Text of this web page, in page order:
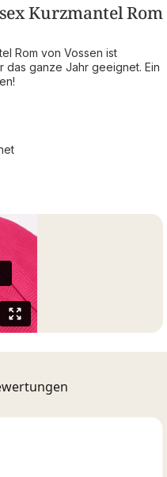
Kurzmantel Rom
Rom von Vossen ist
das ganze Jahr geeignet. Ein